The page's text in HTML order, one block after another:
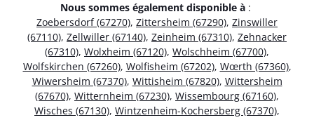
Nous sommes également disponible à :
Zoebersdorf (67270), Zittersheim (67290), Zinswiller
(67110), Zellwiller (67140), Zeinheim (67310), Zehnacker
(67310), Wolxheim (67120), Wolschheim (67700),
Wolfskirchen (67260), Wolfisheim (67202), Wœrth (67360),
Wiwersheim (67370), Wittisheim (67820), Wittersheim
(67670), Witternheim (67230), Wissembourg (67160),
Wisches (67130), Wintzenheim-Kochersberg (67370),